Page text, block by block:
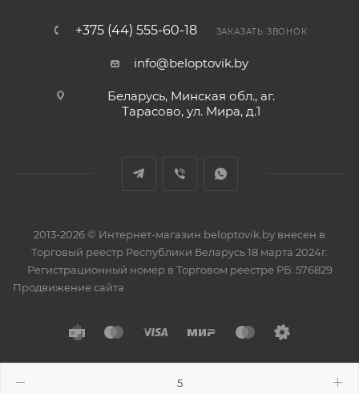
+375 (44) 555-60-18 ЗАКАЗАТЬ ЗВОНОК
info@beloptovik.by
Беларусь, Минская обл., аг.
Тарасово, ул. Мира, д.1
2013-2026 © Интернет-магазин beloptovik.by внесен в
Торговый реестр Республики Беларусь 18 марта 2024г.
Регистрационный номер в Торговом реестре РБ: 576829
Продвижение сайта
Разработано в